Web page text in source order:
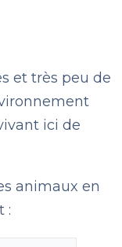
et très peu de
ici de
animaux en
: